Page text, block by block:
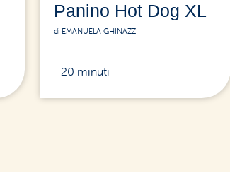
Panino Hot Dog XL
di EMANUELA GHINAZZI
20 minuti